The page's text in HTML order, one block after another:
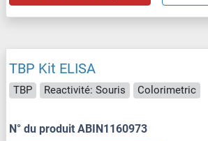
TBP Kit ELISA
TBP Reactivité: Souris Colorimetric
N° du produit ABIN1160973